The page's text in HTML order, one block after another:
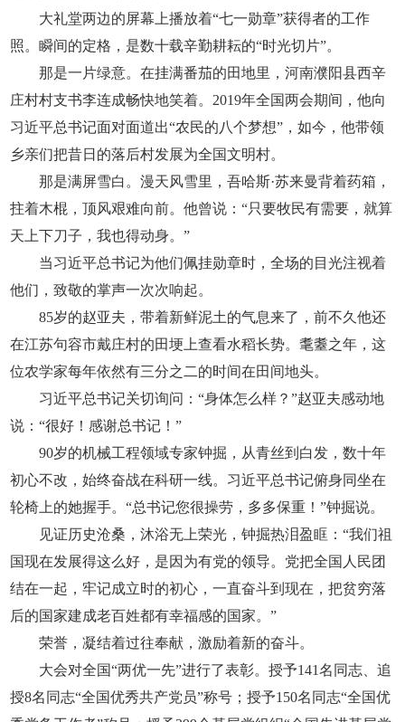
大礼堂两边的屏幕上播放着“七一勋章”获得者的工作
照。瞬间的定格，是数十载辛勤耕耘的“时光切片”。
那是一片绿意。在挂满番茄的田地里，河南濮阳县西辛
庄村村支书李连成畅快地笑着。2019年全国两会期间，他向
习近平总书记面对面道出“农民的八个梦想”，如今，他带领
乡亲们把昔日的落后村发展为全国文明村。
那是满屏雪白。漫天风雪里，吾哈斯·苏来曼背着药箱，
拄着木棍，顶风艰难向前。他曾说：“只要牧民有需要，就算
天上下刀子，我也得动身。”
当习近平总书记为他们佩挂勋章时，全场的目光注视着
他们，致敬的掌声一次次响起。
85岁的赵亚夫，带着新鲜泥土的气息来了，前不久他还
在江苏句容市戴庄村的田埂上查看水稻长势。耄耋之年，这
位农学家每年依然有三分之二的时间在田间地头。
习近平总书记关切询问：“身体怎么样？”赵亚夫感动地
说：“很好！感谢总书记！”
90岁的机械工程领域专家钟掘，从青丝到白发，数十年
初心不改，始终奋战在科研一线。习近平总书记俯身同坐在
轮椅上的她握手。“总书记您很操劳，多多保重！”钟掘说。
见证历史沧桑，沐浴无上荣光，钟掘热泪盈眶：“我们祖
国现在发展得这么好，是因为有党的领导。党把全国人民团
结在一起，牢记成立时的初心，一直奋斗到现在，把贫穷落
后的国家建成老百姓都有幸福感的国家。”
荣誉，凝结着过往奉献，激励着新的奋斗。
大会对全国“两优一先”进行了表彰。授予141名同志、追
授8名同志“全国优秀共产党员”称号；授予150名同志“全国优